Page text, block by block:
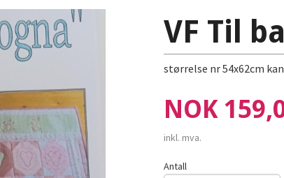
VF Til
størrelse nr 54x62cm
Pris
NOK
inkl. mva.
Antall